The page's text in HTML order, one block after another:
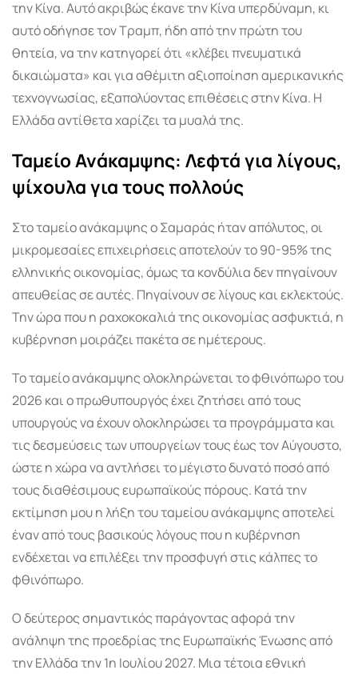
την Κίνα. Αυτό ακριβώς έκανε την Κίνα υπερδύναμη, κι
αυτό οδήγησε τον Τραμπ, ήδη από την πρώτη του
θητεία, να την κατηγορεί ότι «κλέβει πνευματικά
δικαιώματα» και για αθέμιτη αξιοποίηση αμερικανικής
τεχνογνωσίας, εξαπολύοντας επιθέσεις στην Κίνα. Η
Ελλάδα αντίθετα χαρίζει τα μυαλά της.
Ταμείο Ανάκαμψης: Λεφτά για λίγους,
ψίχουλα για τους πολλούς
Στο ταμείο ανάκαμψης ο Σαμαράς ήταν απόλυτος, οι
μικρομεσαίες επιχειρήσεις αποτελούν το 90-95% της
ελληνικής οικονομίας, όμως τα κονδύλια δεν πηγαίνουν
απευθείας σε αυτές. Πηγαίνουν σε λίγους και εκλεκτούς.
Την ώρα που η ραχοκοκαλιά της οικονομίας ασφυκτιά, η
κυβέρνηση μοιράζει πακέτα σε ημέτερους.
Το ταμείο ανάκαμψης ολοκληρώνεται το φθινόπωρο του
2026 και ο πρωθυπουργός έχει ζητήσει από τους
υπουργούς να έχουν ολοκληρώσει τα προγράμματα και
τις δεσμεύσεις των υπουργείων τους έως τον Αύγουστο,
ώστε η χώρα να αντλήσει το μέγιστο δυνατό ποσό από
τους διαθέσιμους ευρωπαϊκούς πόρους. Κατά την
εκτίμηση μου η λήξη του ταμείου ανάκαμψης αποτελεί
έναν από τους βασικούς λόγους που η κυβέρνηση
ενδέχεται να επιλέξει την προσφυγή στις κάλπες το
φθινόπωρο.
Ο δεύτερος σημαντικός παράγοντας αφορά την
ανάληψη της προεδρίας της Ευρωπαϊκής Ένωσης από
την Ελλάδα την 1η Ιουλίου 2027. Μια τέτοια εθνική